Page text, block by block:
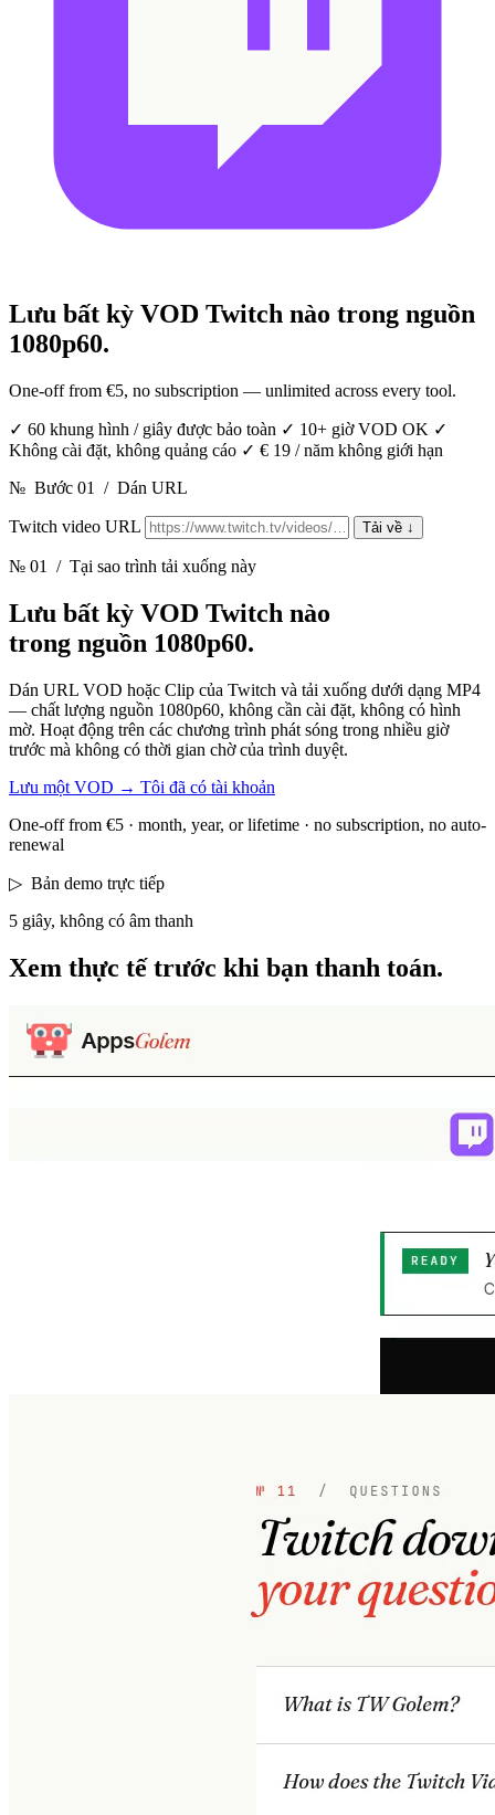
Lưu bất kỳ VOD Twitch nào trong nguồn
1080p60.
One-off from €5, no subscription — unlimited across every tool.
✓ 60 khung hình / giây được bảo toàn ✓ 10+ giờ VOD OK ✓
Không cài đặt, không quảng cáo ✓ € 19 / năm không giới hạn
№ Bước 01 / Dán URL
Twitch video URL Tải về ↓
№ 01 / Tại sao trình tải xuống này
Lưu bất kỳ VOD Twitch nào
trong nguồn 1080p60.
Dán URL VOD hoặc Clip của Twitch và tải xuống dưới dạng MP4
— chất lượng nguồn 1080p60, không cần cài đặt, không có hình
mờ. Hoạt động trên các chương trình phát sóng trong nhiều giờ
trước mà không có thời gian chờ của trình duyệt.
Lưu một VOD → Tôi đã có tài khoản
One-off from €5 · month, year, or lifetime · no subscription, no auto-
renewal
▷ Bản demo trực tiếp
5 giây, không có âm thanh
Xem thực tếtrước khi bạn thanh toán.